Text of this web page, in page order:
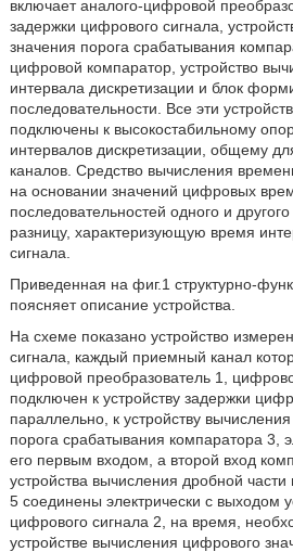
включает аналого-цифровой
задержки цифрового сигнала,
значения порога срабатывания
цифровой компаратор, устройство
интервала дискретизации и блок
последовательности. Все эти
подключены к высокостабильному
интервалов дискретизации, общему
каналов. Средство вычисления
на основании значений цифровых
последовательностей одного и
разницу, характеризующую время
сигнала.
Приведенная на фиг.1 структурно-
поясняет описание устройства.
На схеме показано устройство
сигнала, каждый приемный канал
цифровой преобразователь 1,
подключен к устройству задержки
параллельно, к устройству
порога срабатывания компаратора 3,
его первым входом, а второй вход
устройства вычисления дробной части
5 соединены электрически с выходом
цифрового сигнала 2, на время,
устройстве вычисления цифрового